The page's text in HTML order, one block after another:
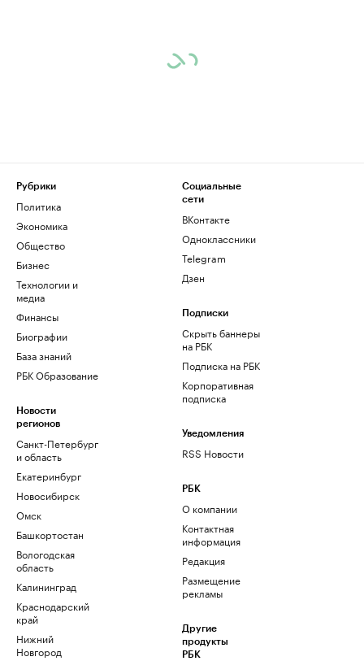
Рубрики
Политика
Экономика
Общество
Бизнес
Технологии и
медиа
Финансы
Биографии
База знаний
РБК Образование
Новости
регионов
Санкт-Петербург
и область
Екатеринбург
Новосибирск
Омск
Башкортостан
Вологодская
область
Калининград
Краснодарский
край
Нижний
Новгород
Социальные
сети
ВКонтакте
Одноклассники
Telegram
Дзен
Подписки
Скрыть баннеры
на РБК
Подписка на РБК
Корпоративная
подписка
Уведомления
RSS Новости
РБК
О компании
Контактная
информация
Редакция
Размещение
рекламы
Другие
продукты
РБК